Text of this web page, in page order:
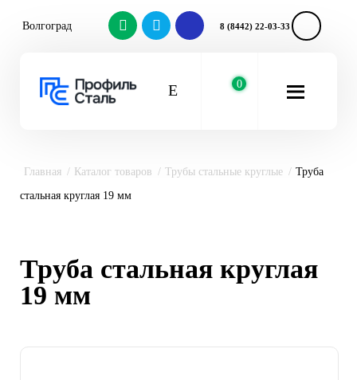
Волгоград 8 (8442) 22-03-33
0
Главная Каталог товаров Трубы стальные круглые
Труба
стальная круглая 19 мм
Труба стальная круглая
19 мм